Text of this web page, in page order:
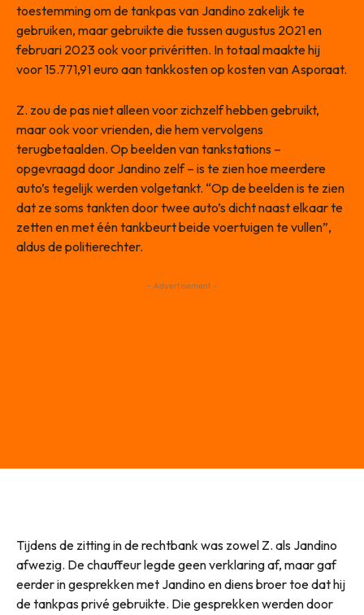
toestemming om de tankpas van Jandino zakelijk te
gebruiken, maar gebruikte die tussen augustus 2021 en
februari 2023 ook voor privéritten. In totaal maakte hij
voor 15.771,91 euro aan tankkosten op kosten van Asporaat.
Z. zou de pas niet alleen voor zichzelf hebben gebruikt,
maar ook voor vrienden, die hem vervolgens
terugbetaalden. Op beelden van tankstations –
opgevraagd door Jandino zelf – is te zien hoe meerdere
auto’s tegelijk werden volgetankt. “Op de beelden is te zien
dat ze soms tankten door twee auto’s dicht naast elkaar te
zetten en met één tankbeurt beide voertuigen te vullen”,
aldus de politierechter.
- Advertisement -
Tijdens de zitting in de rechtbank was zowel Z. als Jandino
afwezig. De chauffeur legde geen verklaring af, maar gaf
eerder in gesprekken met Jandino en diens broer toe dat hij
de tankpas privé gebruikte. Die gesprekken werden door